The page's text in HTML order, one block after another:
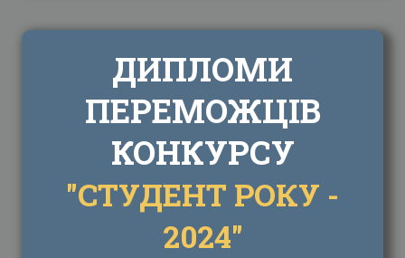
ДИПЛОМИ
ПЕРЕМОЖЦІВ
КОНКУРСУ
"СТУДЕНТ РОКУ -
2024"